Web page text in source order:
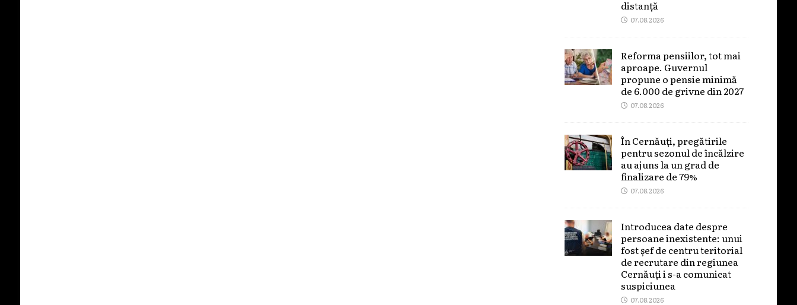
distanță
07.08.2026
Reforma pensiilor, tot mai
aproape. Guvernul
propune o pensie minimă
de 6.000 de grivne din 2027
07.08.2026
În Cernăuți, pregătirile
pentru sezonul de încălzire
au ajuns la un grad de
finalizare de 79%
07.08.2026
Introducea date despre
persoane inexistente: unui
fost șef de centru teritorial
de recrutare din regiunea
Cernăuți i s-a comunicat
suspiciunea
07.08.2026